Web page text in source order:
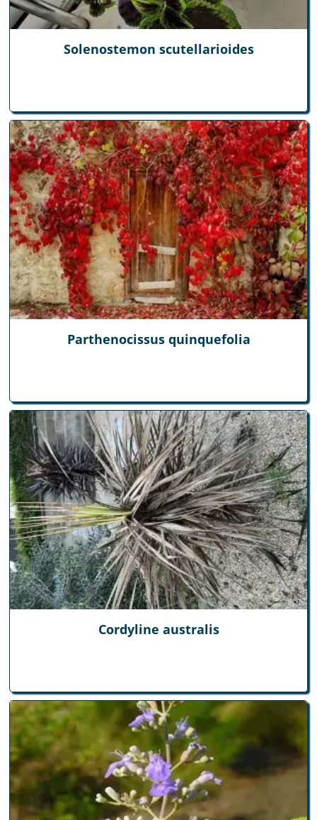
Solenostemon scutellarioides
Parthenocissus quinquefolia
Cordyline australis